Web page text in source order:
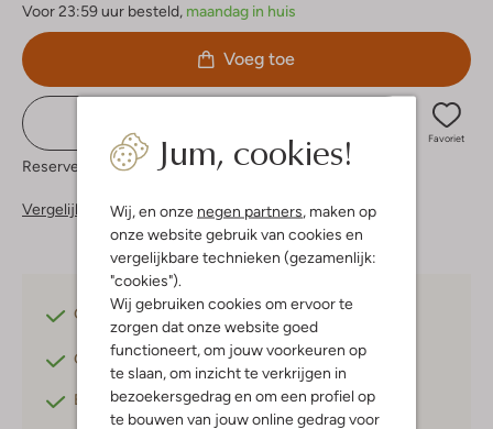
Jum, cookies!
Wij, en onze negen partners, maken op
onze website gebruik van cookies en
vergelijkbare technieken (gezamenlijk:
"cookies").
Wij gebruiken cookies om ervoor te
zorgen dat onze website goed
functioneert, om jouw voorkeuren op
te slaan, om inzicht te verkrijgen in
bezoekersgedrag en om een profiel op
te bouwen van jouw online gedrag voor
Voor 23:59 uur besteld, maandag in huis
Voeg toe
Favoriet
Reserveer direct in een van onze 37 boutiques
Vergelijkbare items
Gratis verzendingvanaf €75,-
Gratis retournerenbinnen 30 dagen*
Betaal achterafmet Klarna